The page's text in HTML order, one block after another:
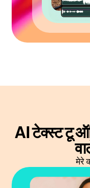
AI टेक्स्ट टू
मेरे